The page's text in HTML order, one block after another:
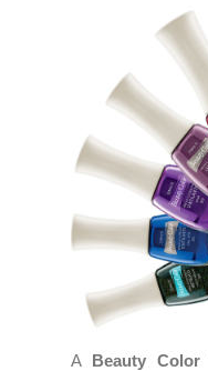
A Beauty Color